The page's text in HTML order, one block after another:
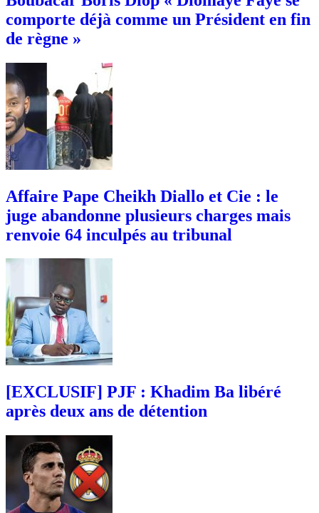
comporte déjà comme un Président en fin
de règne »
Affaire Pape Cheikh Diallo et Cie : le
juge abandonne plusieurs charges mais
renvoie 64 inculpés au tribunal
[EXCLUSIF] PJF : Khadim Ba libéré
après deux ans de détention